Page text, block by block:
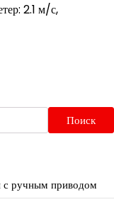
2.1 м/с,
Поиск
с ручным приводом